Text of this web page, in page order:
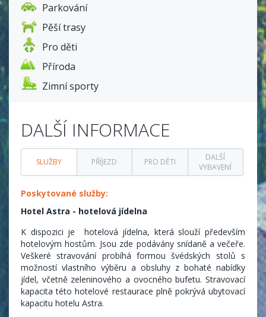
Parkování
Pěší trasy
Pro děti
Příroda
Zimní sporty
DALŠÍ INFORMACE
SLUŽBY PŘÍJEZD PRO DĚTI
DALŠÍ
VYBAVENÍ
Poskytované služby:
Hotel Astra - hotelová jídelna
K dispozici je hotelová jídelna, která slouží především
hotelovým hostům. Jsou zde podávány snídaně a večeře.
Veškeré stravování probíhá formou švédských stolů s
možností vlastního výběru a obsluhy z bohaté nabídky
jídel, včetně zeleninového a ovocného bufetu. Stravovací
kapacita této hotelové restaurace plně pokrývá ubytovací
kapacitu hotelu Astra.